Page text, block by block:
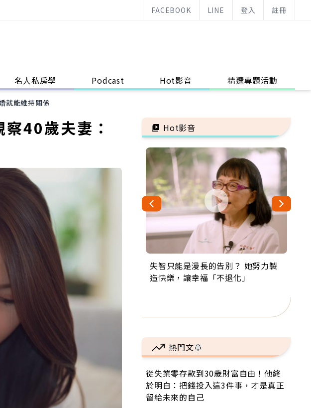
FACEBOOK LINE 登入 註冊
名人私房學 Podcast Hot影音 精選專題活動
就能維持關係
40歲夫妻：
Hot影音
失智只能是漫長的告別？ 她努力製
造快樂，讓幸福「不退化」
來自剛果的巧克力神父 為台灣奉獻
36年 「台灣是我的家，我連作夢都
63歲卸矽谷副總、搬回台灣找快
樂！「蛋黃哥小丑」走進安養院，
104歲打破金氏世界紀錄 成為全球
最年長羽球選手，分享長壽的秘密
事業巔峰他選擇追夢…黑手阿伯拉
小提琴還登上小巨蛋！連CNN都大
熱門文章
從失業零存款到30歲財富自由！他終
於明白：把錢投入這3件事，才是真正
留給未來的自己